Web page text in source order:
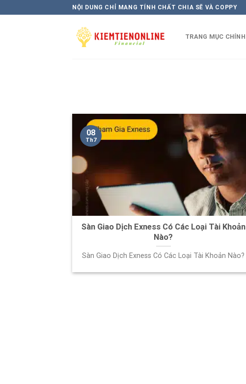
to
NỘI DUNG CHỈ MANG TÍNH CHẤT CHIA SẼ VÀ COPPY
TRANG MỤC CHÍNH
Sàn Giao Dịch Exness Có Các Loại Tài Khoản
Nào?
Sàn Giao Dịch Exness Có Các Loại Tài Khoản Nào?
08
Th7